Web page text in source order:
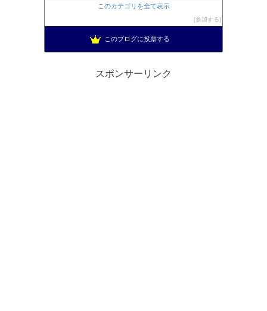
ロードバイクをだらだら綴るブログ
ロードバイクPROKU
このカテゴリを全て表示
参加する
このブログに投票する
スポンサーリンク